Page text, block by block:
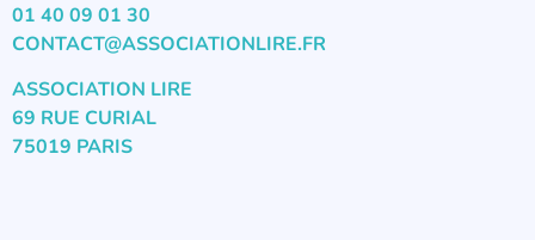
01 40 09 01 30
CONTACT@ASSOCIATIONLIRE.FR
ASSOCIATION LIRE
69 RUE CURIAL
75019 PARIS